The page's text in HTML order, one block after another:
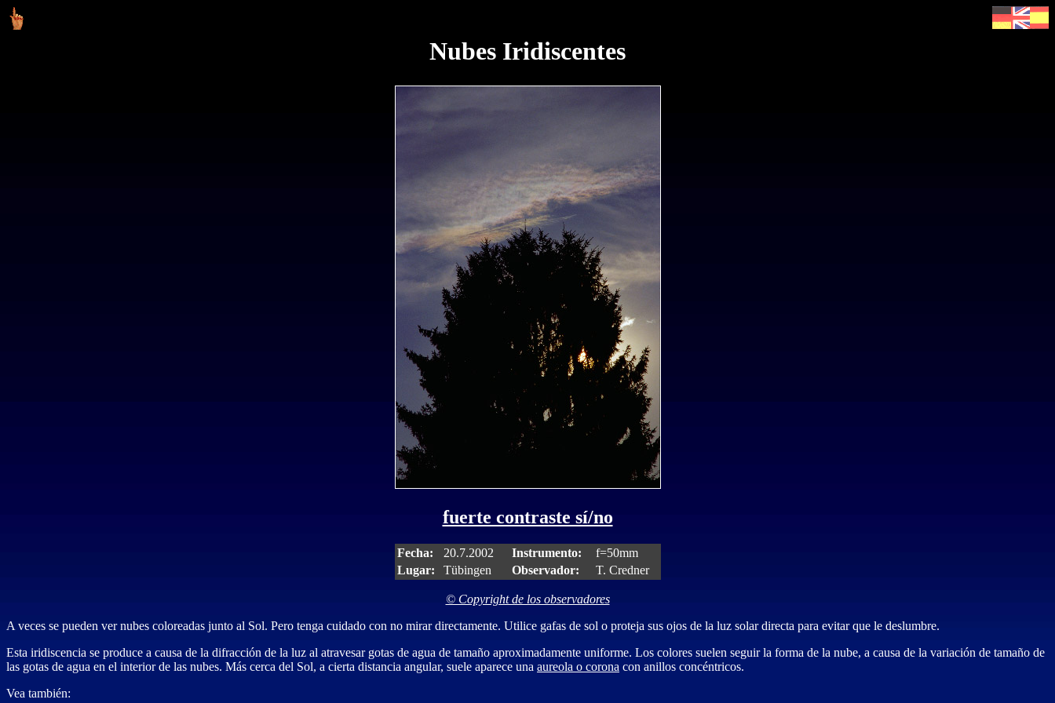
Nubes Iridiscentes
fuerte contraste sí/no
Fecha: 20.7.2002 Instrumento:
f=50mm
Lugar:
Tübingen Observador: T. Credner
© Copyright de los observadores
A veces se pueden ver nubes coloreadas junto al Sol. Pero tenga cuidado con no mirar directamente. Utilice gafas de sol o proteja sus ojos de la luz solar directa para evitar que le deslumbre.
Esta iridiscencia se produce a causa de la difracción de la luz al atravesar gotas de agua de tamaño aproximadamente uniforme. Los colores suelen seguir la forma de la nube, a causa de la variación de tamaño de
las gotas de agua en el interior de las nubes. Más cerca del Sol, a cierta distancia angular, suele aparece una aureola o corona con anillos concéntricos.
Vea también: